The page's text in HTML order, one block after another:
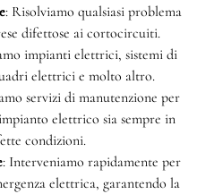
: Risolviamo qualsiasi problema
difettose ai cortocircuiti.
impianti elettrici, sistemi di
elettrici e molto altro.
servizi di manutenzione per
elettrico sia sempre in
condizioni.
: Interveniamo rapidamente per
elettrica, garantendo la